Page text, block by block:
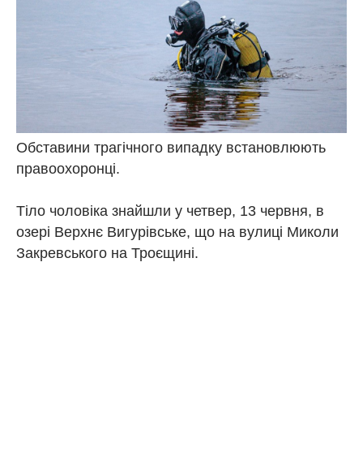
Обставини трагічного випадку встановлюють
правоохоронці.
Тіло чоловіка знайшли у четвер, 13 червня, в
озері Верхнє Вигурівське, що на вулиці Миколи
Закревського на Троєщині.